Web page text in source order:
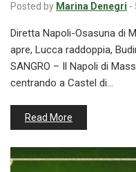
Posted by Marina Denegri -
Diretta Napoli-Osasuna di
apre, Lucca raddoppia,
SANGRO – Il Napoli di
centrando a Castel di…
Read More